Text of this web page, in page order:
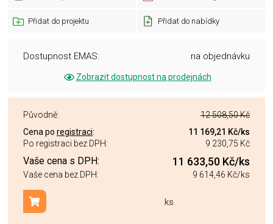
Přidat do projektu Přidat do nabídky
Dostupnost EMAS: na objednávku
Zobrazit dostupnost na prodejnách
Původně:
12 508,50 Kč
Cena po registraci: 11 169,21 Kč/ks
Po registraci bez DPH:
9 230,75 Kč
Vaše cena s DPH: 11 633,50 Kč/ks
Vaše cena bez DPH: 9 614,46 Kč/ks
ks
Přidat do košíku